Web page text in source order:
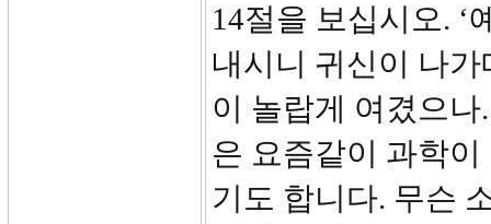
14절을 보십시오. ‘
내시니 귀신이 나
이 놀랍게 여겼으
은 요즘같이 과학
기도 합니다. 무슨